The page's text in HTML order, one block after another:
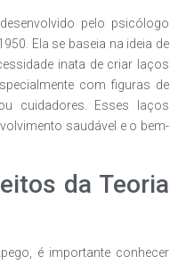
pelo psicólogo
Ela se baseia na ideia de
inata de criar laços
com figuras de
cuidadores. Esses laços
saudável e o bem-
da Teoria
é importante conhecer